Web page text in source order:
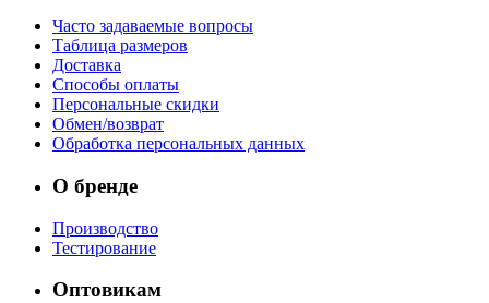
Часто задаваемые вопросы
Таблица размеров
Доставка
Способы оплаты
Персональные скидки
Обмен/возврат
Обработка персональных данных
О бренде
Производство
Тестирование
Оптовикам